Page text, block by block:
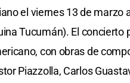
el viernes 13 de
Tucumán). El
con obras de
Piazzolla, Carlos